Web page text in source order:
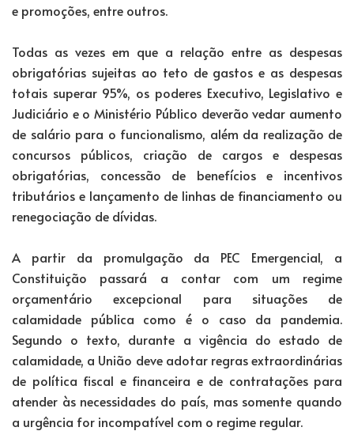
e promoções, entre outros.
Todas as vezes em que a relação entre as despesas
obrigatórias sujeitas ao teto de gastos e as despesas
totais superar 95%, os poderes Executivo, Legislativo e
Judiciário e o Ministério Público deverão vedar aumento
de salário para o funcionalismo, além da realização de
concursos públicos, criação de cargos e despesas
obrigatórias, concessão de benefícios e incentivos
tributários e lançamento de linhas de financiamento ou
renegociação de dívidas.
A partir da promulgação da PEC Emergencial, a
Constituição passará a contar com um regime
orçamentário excepcional para situações de
calamidade pública como é o caso da pandemia.
Segundo o texto, durante a vigência do estado de
calamidade, a União deve adotar regras extraordinárias
de política fiscal e financeira e de contratações para
atender às necessidades do país, mas somente quando
a urgência for incompatível com o regime regular.